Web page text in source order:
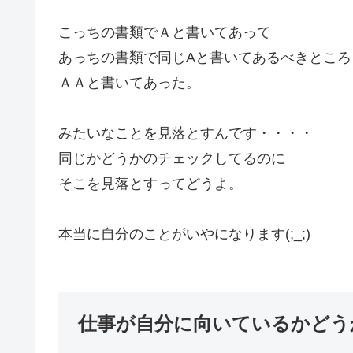
こっちの書類でＡと書いてあって
あっちの書類で同じAと書いてあるべきところ
ＡＡと書いてあった。
みたいなことを見落とすんです・・・・
同じかどうかのチェックしてるのに
そこを見落とすってどうよ。
本当に自分のことがいやになります(;_;)
仕事が自分に向いているかど